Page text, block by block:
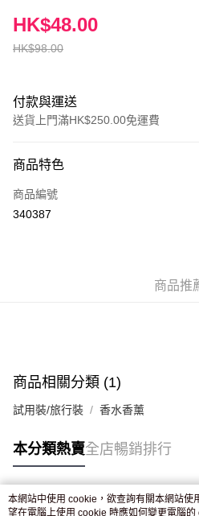
HK$98.00
HK$48.00
付款與運送
送貨上門滿HK$250.00免運費
信用卡
Apple Pay
付款後門市自取，訂單確認後2-4個
商品特色
商品編號
340387
商品推
商品相關分類 (1)
試用裝/旅行裝 香水香薰
本分類熱賣全店暢銷排行
熱門標籤
本網站中使用 cookie，欲查詢有關本網站使
望在電腦上使用 cookie 時應如何變更電腦